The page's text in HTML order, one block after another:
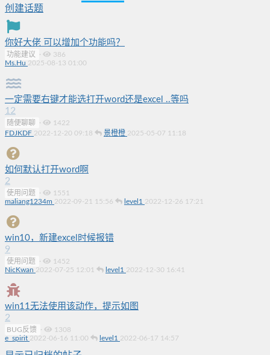
创建话题
你好大佬 可以增加个功能吗？
功能建议 ·
386
Ms.Hu 2025-08-13 01:00
一定需要右键才能选打开word还是excel ..等吗
12
随便聊聊 ·
1422
FDJKDF 2022-12-20 09:18 景橙橙 2025-05-07 11:18
如何默认打开word啊
2
使用问题 ·
1551
maliang1234m 2022-09-21 15:56 level1 2022-12-26 17:21
win10，新建excel时候报错
9
使用问题 ·
1452
NicKwan 2022-07-25 12:01 level1 2022-12-30 16:41
win11无法使用该动作，提示如图
2
BUG反馈 ·
1308
e_spirit 2022-06-16 11:00 level1 2022-06-17 14:57